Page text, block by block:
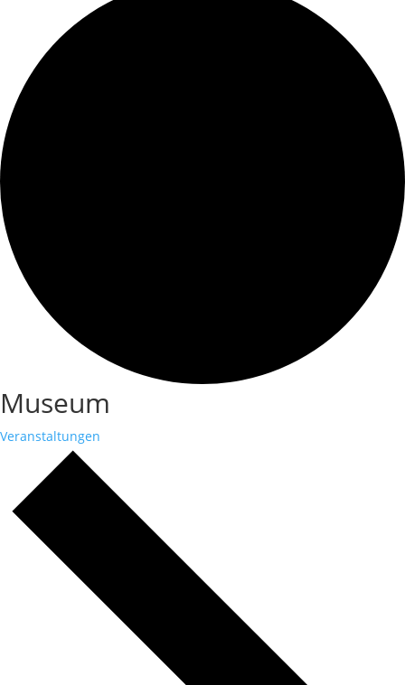
Museum
Veranstaltungen